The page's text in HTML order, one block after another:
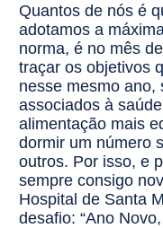
Quantos de nós é
adotamos a
norma, é no mês
traçar os objetivos
nesse mesmo ano,
associados à
alimentação mais
dormir um número
outros. Por isso, e
sempre consigo
Hospital de Santa
desafio: “Ano